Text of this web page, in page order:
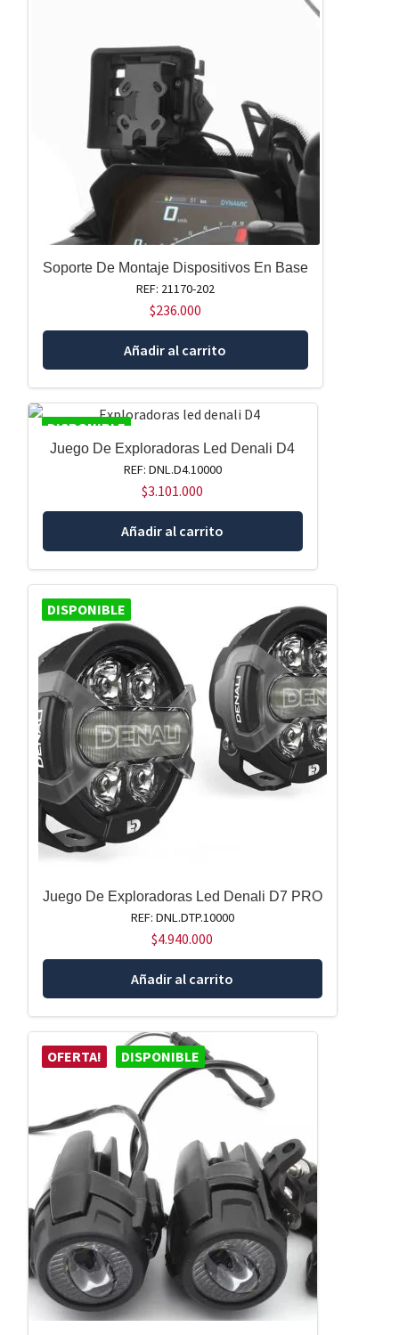
Soporte De Montaje Dispositivos En Base
REF: 21170-202
$236.000
Añadir al carrito
DISPONIBLE
Juego De Exploradoras Led Denali D4
REF: DNL.D4.10000
$3.101.000
Añadir al carrito
DISPONIBLE
Juego De Exploradoras Led Denali D7 PRO
REF: DNL.DTP.10000
$4.940.000
Añadir al carrito
OFERTA! DISPONIBLE